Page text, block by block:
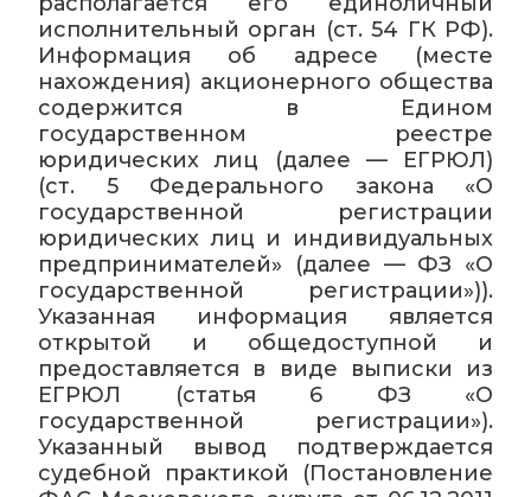
исполнительный орган (ст. 54 ГК РФ).
Информация об адресе (месте
нахождения) акционерного общества
содержится в Едином
государственном реестре
юридических лиц (далее — ЕГРЮЛ)
(ст. 5 Федерального закона «О
государственной регистрации
юридических лиц и индивидуальных
предпринимателей» (далее — ФЗ «О
государственной регистрации»)).
Указанная информация является
открытой и общедоступной и
предоставляется в виде выписки из
ЕГРЮЛ (статья 6 ФЗ «О
государственной регистрации»).
Указанный вывод подтверждается
судебной практикой (Постановление